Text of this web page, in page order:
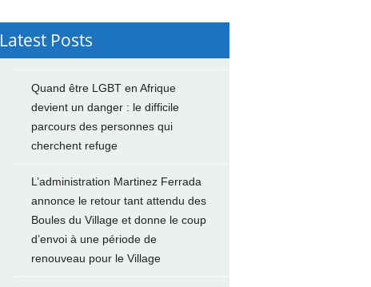
Latest Posts
Quand être LGBT en Afrique
devient un danger : le difficile
parcours des personnes qui
cherchent refuge
L’administration Martinez Ferrada
annonce le retour tant attendu des
Boules du Village et donne le coup
d’envoi à une période de
renouveau pour le Village